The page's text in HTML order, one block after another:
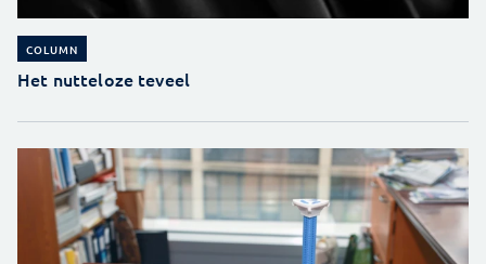
COLUMN
Het nutteloze teveel